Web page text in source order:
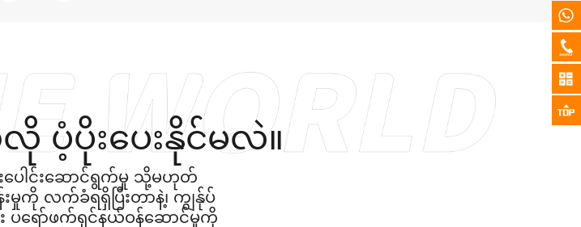
ပိုးပေးနိုင်မလဲ။
းပေါင်းဆောင်ရွက်မှု သို့မဟုတ်
မှုကို လက်ခံရရှိပြီးတာနဲ့၊ ကျွန်ုပ်
ပရော်ဖက်ရှင်နယ်ဝန်ဆောင်မှုကို